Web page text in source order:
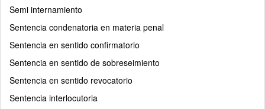
Semi internamiento
Sentencia condenatoria en materia penal
Sentencia en sentido confirmatorio
Sentencia en sentido de sobreseimiento
Sentencia en sentido revocatorio
Sentencia interlocutoria